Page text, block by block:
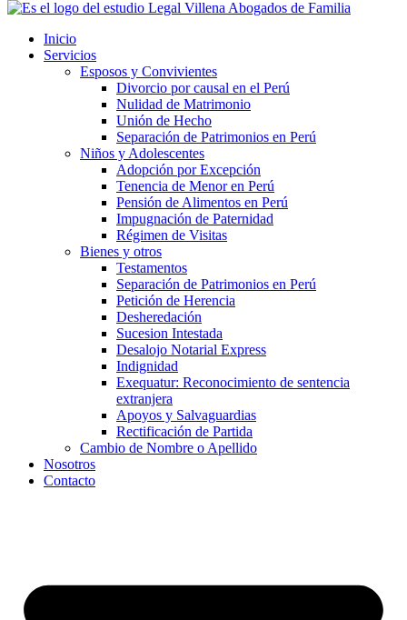
Inicio
Servicios
Esposos y Convivientes
Divorcio por causal en el Perú
Nulidad de Matrimonio
Unión de Hecho
Separación de Patrimonios en Perú
Niños y Adolescentes
Adopción por Excepción
Tenencia de Menor en Perú
Pensión de Alimentos en Perú
Impugnación de Paternidad
Régimen de Visitas
Bienes y otros
Testamentos
Separación de Patrimonios en Perú
Petición de Herencia
Desheredación
Sucesion Intestada
Desalojo Notarial Express
Indignidad
Exequatur: Reconocimiento de sentencia
extranjera
Apoyos y Salvaguardias
Rectificación de Partida
Cambio de Nombre o Apellido
Nosotros
Contacto